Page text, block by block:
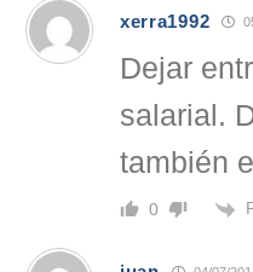
xerra1992
Dejar
salarial.
también
0